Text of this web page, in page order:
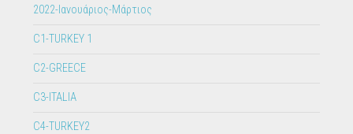
2022-Ιανουάριος-Μάρτιος
C1-TURKEY 1
C2-GREECE
C3-ITALIA
C4-TURKEY2